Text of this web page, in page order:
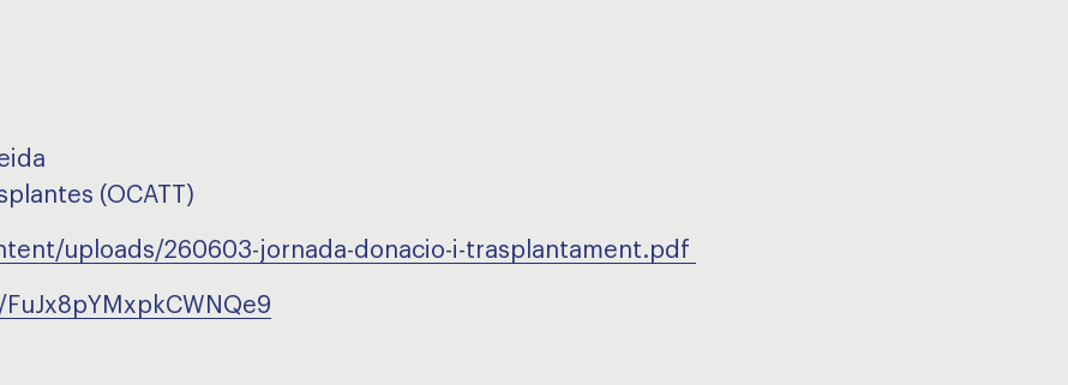
(OCATT)
uploads/260603-jornada-donacio-i-trasplantament.pdf